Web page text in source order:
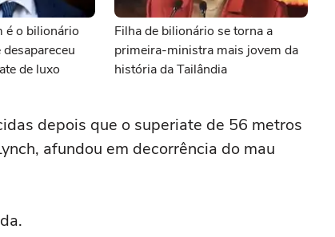
é o bilionário
de luxo
Filha de bilionário se torna a
primeira-ministra mais jovem da
história da Tailândia
depois que o superiate de 56 metros
afundou em decorrência do mau